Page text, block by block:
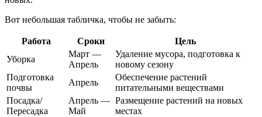
Вот небольшая табличка, чтобы не забыть:
Работа Сроки
Цель
Уборка
Март —
Апрель
Удаление мусора, подготовка к
новому сезону
Подготовка
почвы
Апрель
Обеспечение растений
питательными веществами
Посадка/
Пересадка
Апрель —
Май
Размещение растений на новых
местах